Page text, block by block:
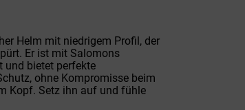
Helm mit niedrigem Profil, der
Er ist mit Salomons
und bietet perfekte
ohne Kompromisse beim
Kopf. Setz ihn auf und fühle